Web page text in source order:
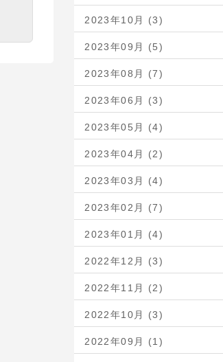
2023年10月 (3)
2023年09月 (5)
2023年08月 (7)
2023年06月 (3)
2023年05月 (4)
2023年04月 (2)
2023年03月 (4)
2023年02月 (7)
2023年01月 (4)
2022年12月 (3)
2022年11月 (2)
2022年10月 (3)
2022年09月 (1)